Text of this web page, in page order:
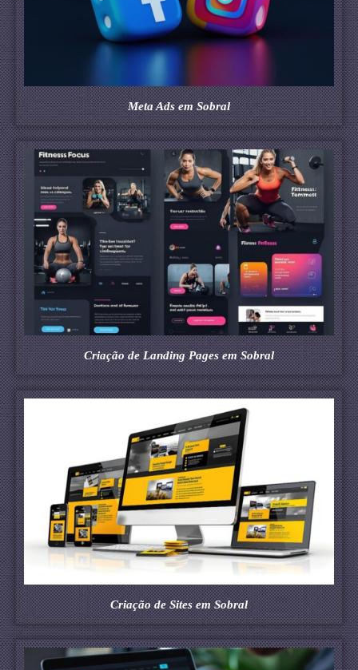
Meta Ads em Sobral
Criação de Landing Pages em Sobral
Criação de Sites em Sobral